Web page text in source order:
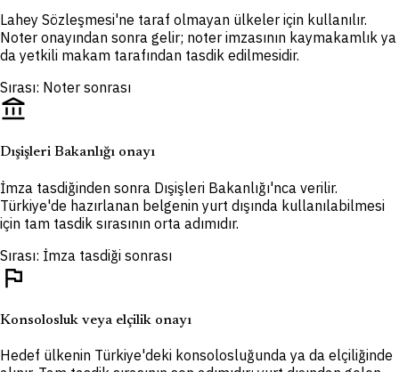
Lahey Sözleşmesi'ne taraf olmayan ülkeler için kullanılır.
Noter onayından sonra gelir; noter imzasının kaymakamlık ya
da yetkili makam tarafından tasdik edilmesidir.
Sırası: Noter sonrası
account_balance
Dışişleri Bakanlığı onayı
İmza tasdiğinden sonra Dışişleri Bakanlığı'nca verilir.
Türkiye'de hazırlanan belgenin yurt dışında kullanılabilmesi
için tam tasdik sırasının orta adımıdır.
Sırası: İmza tasdiği sonrası
flag
Konsolosluk veya elçilik onayı
Hedef ülkenin Türkiye'deki konsolosluğunda ya da elçiliğinde